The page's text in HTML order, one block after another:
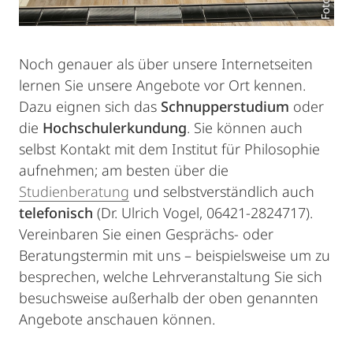
Noch genauer als über unsere Internetseiten
lernen Sie unsere Angebote vor Ort kennen.
Dazu eignen sich das Schnupperstudium oder
die Hochschulerkundung. Sie können auch
selbst Kontakt mit dem Institut für Philosophie
aufnehmen; am besten über die
Studienberatung und selbstverständlich auch
telefonisch (Dr. Ulrich Vogel, 06421-2824717).
Vereinbaren Sie einen Gesprächs- oder
Beratungstermin mit uns – beispielsweise um zu
besprechen, welche Lehrveranstaltung Sie sich
besuchsweise außerhalb der oben genannten
Angebote anschauen können.